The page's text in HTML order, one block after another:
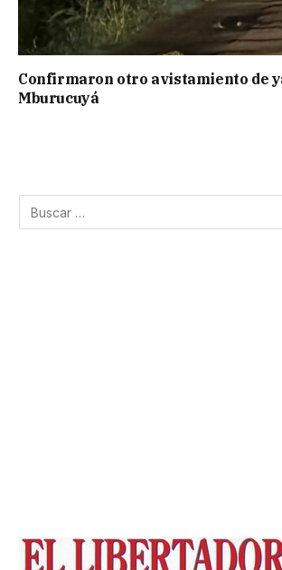
Confirmaron otro avistamiento de
Mburucuyá